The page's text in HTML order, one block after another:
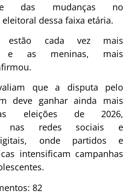
das mudanças no
dessa faixa etária.
estão cada vez mais
e as meninas, mais
que a disputa pelo
deve ganhar ainda mais
eleições de 2026,
nas redes sociais e
onde partidos e
intensificam campanhas
82